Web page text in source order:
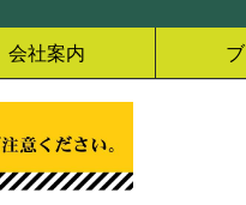
会社案内